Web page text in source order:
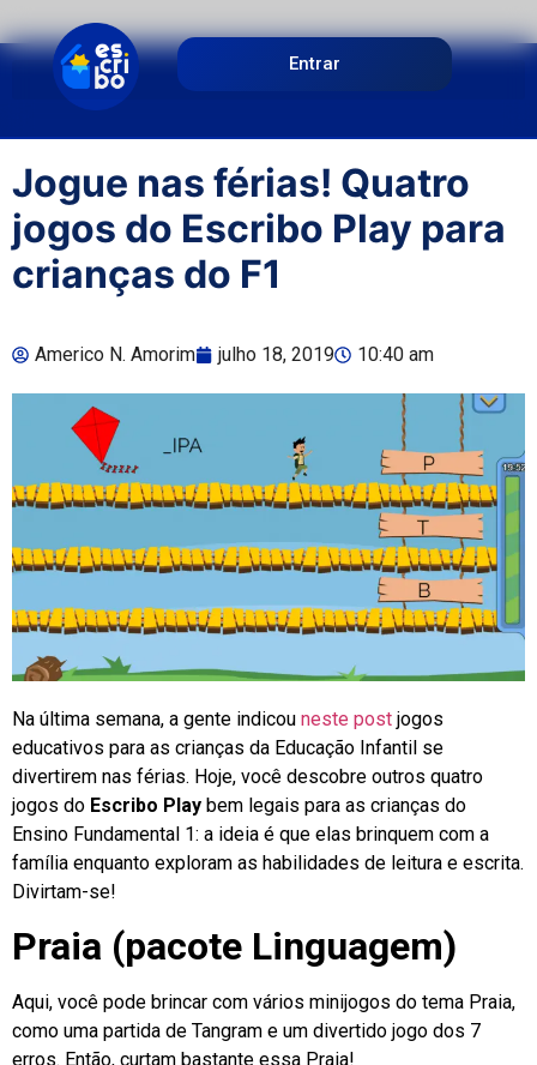
Entrar
Jogue nas férias! Quatro
jogos do Escribo Play para
crianças do F1
Americo N. Amorim julho 18, 2019 10:40 am
Na última semana, a gente indicou neste post jogos
educativos para as crianças da Educação Infantil se
divertirem nas férias. Hoje, você descobre outros quatro
jogos do Escribo Play bem legais para as crianças do
Ensino Fundamental 1: a ideia é que elas brinquem com a
família enquanto exploram as habilidades de leitura e escrita.
Divirtam-se!
Praia (pacote Linguagem)
Aqui, você pode brincar com vários minijogos do tema Praia,
como uma partida de Tangram e um divertido jogo dos 7
erros. Então, curtam bastante essa Praia!